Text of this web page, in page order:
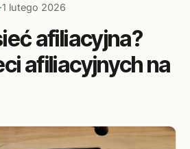
·1 lutego 2026
afiliacyjna?
afiliacyjnych na